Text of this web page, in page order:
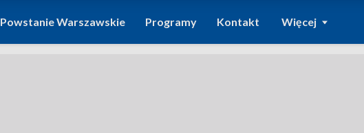
Powstanie Warszawskie Programy Kontakt Więcej